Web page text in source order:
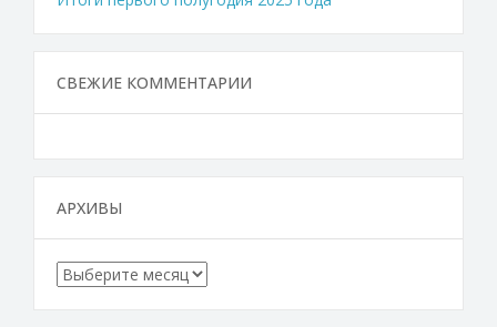
СВЕЖИЕ КОММЕНТАРИИ
АРХИВЫ
Архивы